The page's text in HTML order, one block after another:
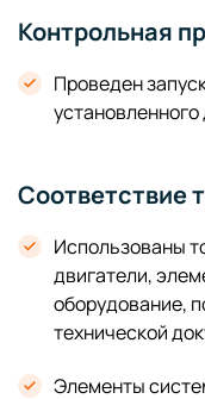
Контрольная
Проведен
установленного
Соответствие
Использованы
двигатели,
оборудование,
технической
Элементы